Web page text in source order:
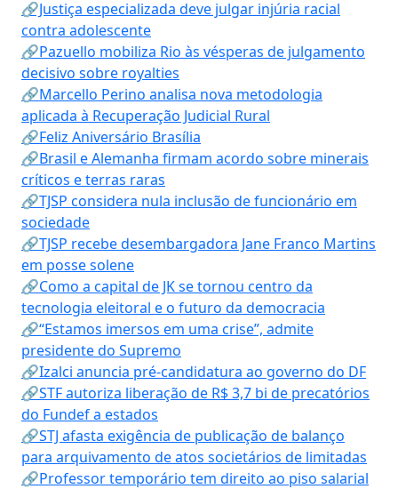
🔗Justiça especializada deve julgar injúria racial
contra adolescente
🔗Pazuello mobiliza Rio às vésperas de julgamento
decisivo sobre royalties
🔗Marcello Perino analisa nova metodologia
aplicada à Recuperação Judicial Rural
🔗Feliz Aniversário Brasília
🔗Brasil e Alemanha firmam acordo sobre minerais
críticos e terras raras
🔗TJSP considera nula inclusão de funcionário em
sociedade
🔗TJSP recebe desembargadora Jane Franco Martins
em posse solene
🔗Como a capital de JK se tornou centro da
tecnologia eleitoral e o futuro da democracia
🔗“Estamos imersos em uma crise”, admite
presidente do Supremo
🔗Izalci anuncia pré-candidatura ao governo do DF
🔗STF autoriza liberação de R$ 3,7 bi de precatórios
do Fundef a estados
🔗STJ afasta exigência de publicação de balanço
para arquivamento de atos societários de limitadas
🔗Professor temporário tem direito ao piso salarial